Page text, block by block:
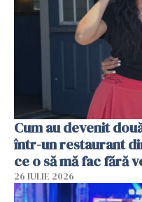
Cum au devenit
într-un restaurant
ce o să mă fac fără
26 IULIE 2026